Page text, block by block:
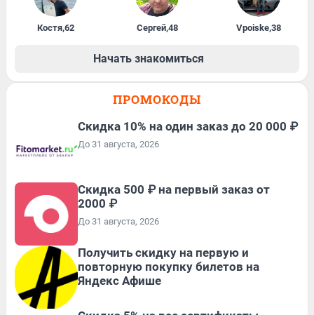
Костя,62 Сергей,48 Vpoiske,38
Начать знакомиться
ПРОМОКОДЫ
Скидка 10% на один заказ до 20 000 ₽
До 31 августа, 2026
Скидка 500 ₽ на первый заказ от
2000 ₽
До 31 августа, 2026
Получить скидку на первую и
повторную покупку билетов на
Яндекс Афише